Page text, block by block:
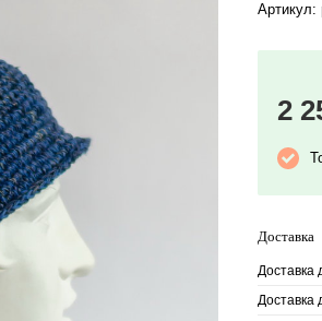
Артикул:
2
Доставка
Доставка
Доставка